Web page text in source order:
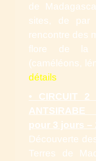
de
sites, de
rencontre des
flore de la
(caméléons,
détails
• CIRCUIT 2
pour 3 jours –
Découverte
Terres de